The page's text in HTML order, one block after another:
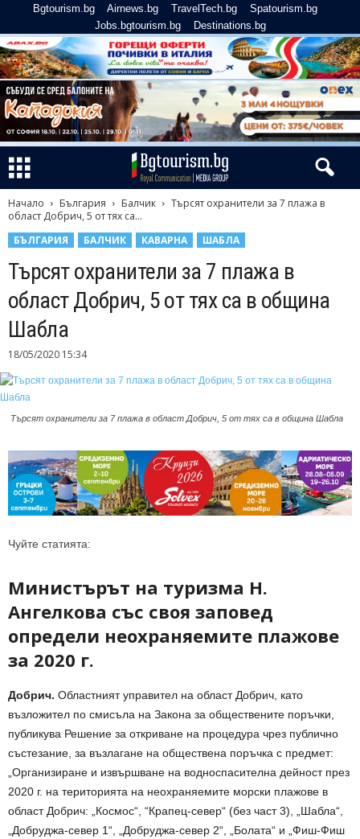
Bgtourism.bg Airnews.bg TravelTech.bg
Spatourism.bg
Jobs.bgtourism.bg
Destinations.bg
Начало България Балчик
Търсят охранители за 7 плажа в
област Добрич, 5 от тях са...
БЪЛГАРИЯ
БАЛЧИК КАВАРНА ШАБЛА
Търсят охранители за 7 плажа в
област Добрич, 5 от тях са в община
Шабла
18/05/2020 15:34
Търсят охранители за 7 плажа в област Добрич, 5 от тях са в община Шабла
Чуйте статията:
Министърът на туризма Н.
Ангелкова със своя заповед
определи неохраняемите плажове
за 2020 г.
Добрич. Областният управител на област Добрич, като
възложител по смисъла на Закона за обществените поръчки,
публикува Решение за откриване на процедура чрез публично
състезание, за възлагане на обществена поръчка с предмет:
„Организиране и извършване на водноспасителна дейност през
2020 г. на територията на неохраняемите морски плажове в
област Добрич: „Космос“, “Крапец-север“ (без част 3), „Шабла“,
„Добруджа-север 1“, „Добруджа-север 2“, „Болата“ и „Фиш-Фиш